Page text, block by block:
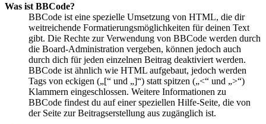
Was ist BBCode?
BBCode ist eine spezielle Umsetzung von HTML, die dir
weitreichende Formatierungsmöglichkeiten für deinen Text
gibt. Die Rechte zur Verwendung von BBCode werden durch
die Board-Administration vergeben, können jedoch auch
durch dich für jeden einzelnen Beitrag deaktiviert werden.
BBCode ist ähnlich wie HTML aufgebaut, jedoch werden
Tags von eckigen („[“ und „]“) statt spitzen („<“ und „>“)
Klammern eingeschlossen. Weitere Informationen zu
BBCode findest du auf einer speziellen Hilfe-Seite, die von
der Seite zur Beitragserstellung aus zugänglich ist.